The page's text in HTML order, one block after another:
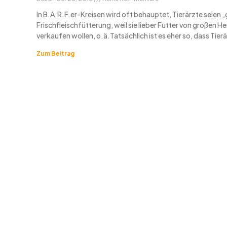
In B.A.R.F.er-Kreisen wird oft behauptet, Tierärzte seien
Frischfleischfütterung, weil sie lieber Futter von großen
verkaufen wollen, o.ä.Tatsächlich ist es eher so, dass
Zum Beitrag